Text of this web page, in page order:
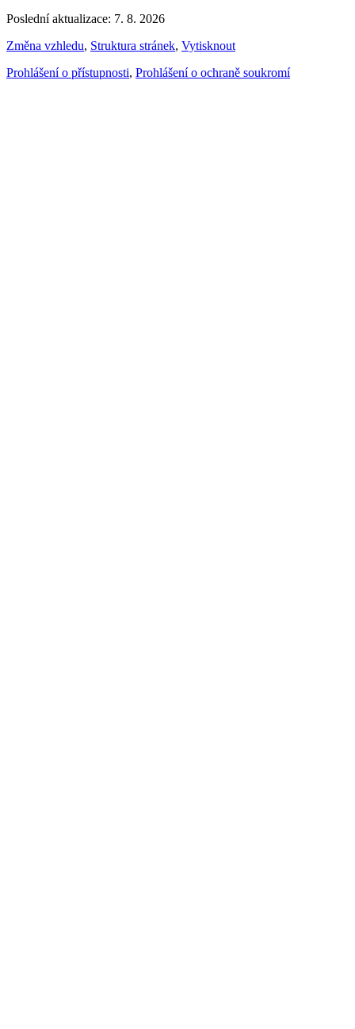
Poslední aktualizace: 7. 8. 2026
Změna vzhledu, Struktura stránek, Vytisknout
Prohlášení o přístupnosti, Prohlášení o ochraně soukromí